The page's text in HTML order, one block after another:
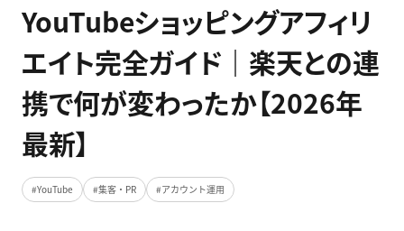
YouTubeショッピングアフィリ
エイト完全ガイド｜楽天との連
携で何が変わったか【2026年
最新】
YouTube 集客・PR アカウント運用